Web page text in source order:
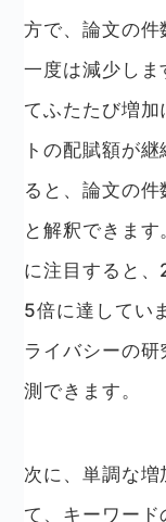
方で、論文の
一度は減少し
てふたたび増
トの配賦額が
ると、論文の
と解釈できま
に注目すると
5倍に達してい
ライバシーの
測できます。
次に、単調な増
て、キーワー